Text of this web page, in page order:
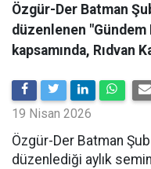
Özgür-Der Batman
düzenlenen
kapsamında, Rıdvan
19 Nisan 2026
​Özgür-Der Batman
düzenlediği aylık